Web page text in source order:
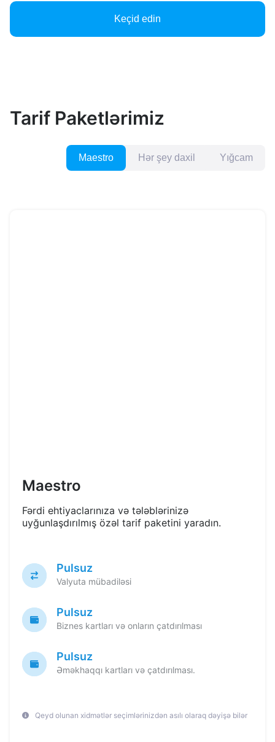
Keçid edin
Tarif Paketlərimiz
Maestro Hər şey daxil Yığcam
Maestro
Fərdi ehtiyaclarınıza və tələblərinizə
uyğunlaşdırılmış özəl tarif paketini yaradın.
Pulsuz
Valyuta mübadiləsi
Pulsuz
Biznes kartları və onların çatdırılması
Pulsuz
Əməkhaqqı kartları və çatdırılması.
Qeyd olunan xidmətlər seçimlərinizdən asılı olaraq dəyişə bilər